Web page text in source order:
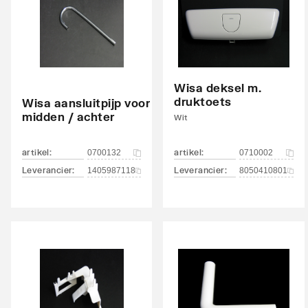
Wisa aansluitpijp voor
midden / achter
artikel: 0700132
Leverancier: 1405987118
Wisa deksel m.
druktoets
Wit
artikel: 0710002
Leverancier: 8050410801